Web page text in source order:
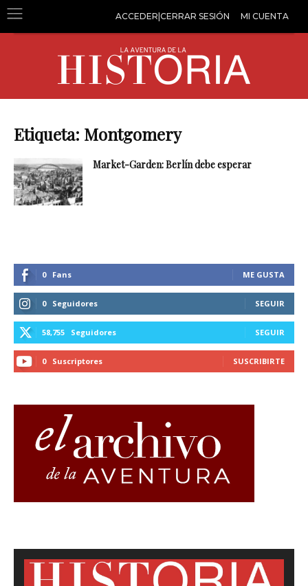
ACCEDER|CERRAR SESIÓN MI CUENTA
Etiqueta: Montgomery
Market-Garden: Berlín debe esperar
0 Fans ME GUSTA
0 Seguidores SEGUIR
58,755 Seguidores SEGUIR
0 Suscriptores SUSCRIBIRTE